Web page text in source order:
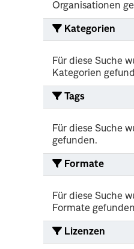
Organisationen
Kategorien
Für diese Suche
Kategorien
Tags
Für diese Suche
gefunden.
Formate
Für diese Suche
Formate
Lizenzen